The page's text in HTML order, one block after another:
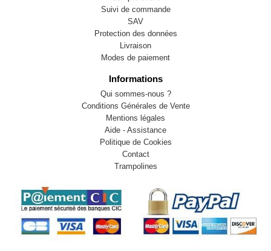
Suivi de commande
SAV
Protection des données
Livraison
Modes de paiement
Informations
Qui sommes-nous ?
Conditions Générales de Vente
Mentions légales
Aide - Assistance
Politique de Cookies
Contact
Trampolines